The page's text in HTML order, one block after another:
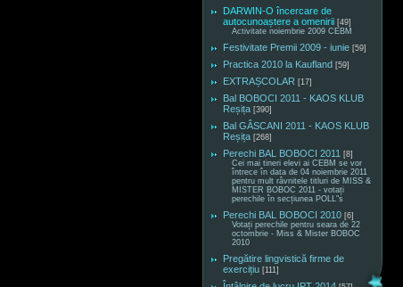
DARWIN-O încercare de
autocunoaștere a omenirii [49]
Activitate noiembrie 2009 CEBM
Festivitate Premii 2009 - iunie [59]
Practica 2010 la Kaufland [59]
EXTRAȘCOLAR [17]
Bal BOBOCI 2011 - KAOS KLUB
Reșița [390]
Bal GÂSCANI 2011 - KAOS KLUB
Reșița [268]
Perechi BAL BOBOCI 2011 [8]
Cei mai tineri elevi ai CEBM se vor
întrece în data de 04 noiembrie 2011
pentru mult râvnitele titluri de MISS &
MISTER BOBOC 2011 - votați
perechile în secțiunea POLL"s
Perechi BAL BOBOCI 2010 [6]
Votați perechile pentru seara de 22
octombrie - Miss & Mister BOBOC
2010
Pregătire lingvistică firme de
exercițiu [111]